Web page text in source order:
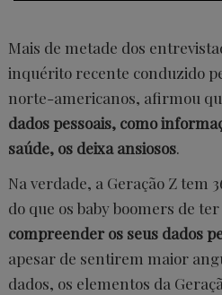
Mais de metade dos
inquérito recente conduzido
norte-americanos, afirmou
dados pessoais, como
saúde, os deixa ansiosos.
Na verdade, a Geração Z tem
do que os baby boomers de ter
compreender os seus dados
apesar de sentirem maior
dados, os elementos da